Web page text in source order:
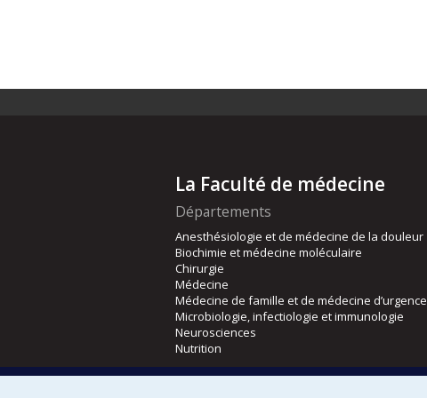
La Faculté de médecine
Départements
Anesthésiologie et de médecine de la douleur
Biochimie et médecine moléculaire
Chirurgie
Médecine
Médecine de famille et de médecine d’urgence
Microbiologie, infectiologie et immunologie
Neurosciences
Nutrition